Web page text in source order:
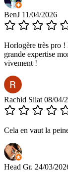
BenJ 11/04/2026
Horlogère très pro !
grande expertise
vivement !
Rachid Silat 08/04/
Cela en vaut la
Head Gr. 24/03/